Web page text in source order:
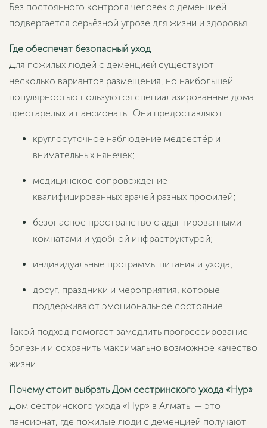
Без постоянного контроля человек с деменцией
подвергается серьёзной угрозе для жизни и здоровья.
Где обеспечат безопасный уход
Для пожилых людей с деменцией существуют
несколько вариантов размещения, но наибольшей
популярностью пользуются специализированные дома
престарелых и пансионаты. Они предоставляют:
круглосуточное наблюдение медсестёр и
внимательных нянечек;
медицинское сопровождение
квалифицированных врачей разных профилей;
безопасное пространство с адаптированными
комнатами и удобной инфраструктурой;
индивидуальные программы питания и ухода;
досуг, праздники и мероприятия, которые
поддерживают эмоциональное состояние.
Такой подход помогает замедлить прогрессирование
болезни и сохранить максимально возможное качество
жизни.
Почему стоит выбрать Дом сестринского ухода «Нур»
Дом сестринского ухода «Нур» в Алматы — это
пансионат, где пожилые люди с деменцией получают